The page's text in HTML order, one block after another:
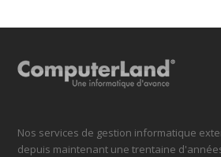
Nos services de gestion informatique
depuis maintenant une trentaine